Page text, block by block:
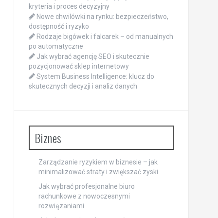
kryteria i proces decyzyjny
Nowe chwilówki na rynku: bezpieczeństwo,
dostępność i ryzyko
Rodzaje bigówek i falcarek – od manualnych
po automatyczne
Jak wybrać agencję SEO i skutecznie
pozycjonować sklep internetowy
System Business Intelligence: klucz do
skutecznych decyzji i analiz danych
Biznes
Zarządzanie ryzykiem w biznesie – jak
minimalizować straty i zwiększać zyski
Jak wybrać profesjonalne biuro
rachunkowe z nowoczesnymi
rozwiązaniami